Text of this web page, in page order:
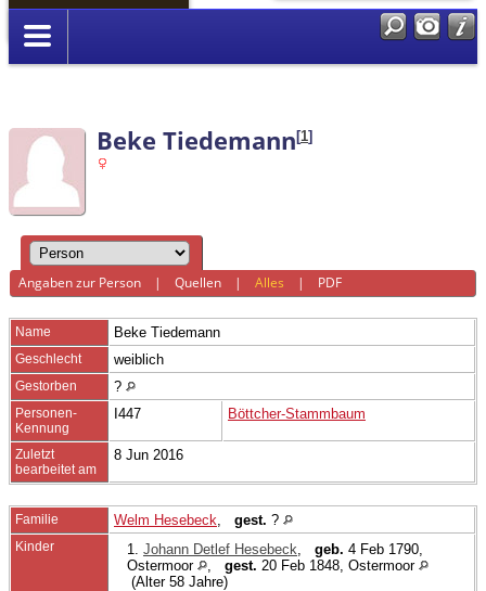
Anmelden
Beke Tiedemann [1]
Angaben zur Person |Quellen |Alles | PDF
Name Beke Tiedemann
Geschlecht weiblich
Gestorben ?
Personen-
Kennung
I447 Böttcher-Stammbaum
Zuletzt
bearbeitet am
8 Jun 2016
Familie Welm Hesebeck gest. ?
Kinder 1. Johann Detlef Hesebeck geb. 4 Feb 1790,
Ostermoor
gest. 20 Feb 1848, Ostermoor
(Alter 58 Jahre)